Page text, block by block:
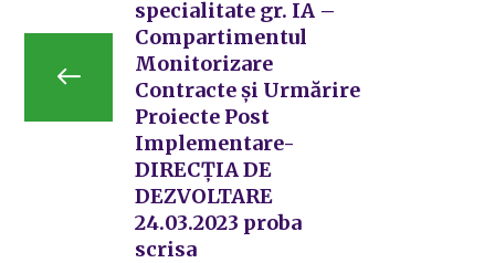
specialitate gr. IA –
Compartimentul
Monitorizare
Contracte și Urmărire
Proiecte Post
Implementare-
DIRECȚIA DE
DEZVOLTARE
24.03.2023 proba
scrisa